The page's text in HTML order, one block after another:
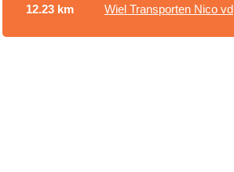
12.23 km
Wiel Transporten Nico vd